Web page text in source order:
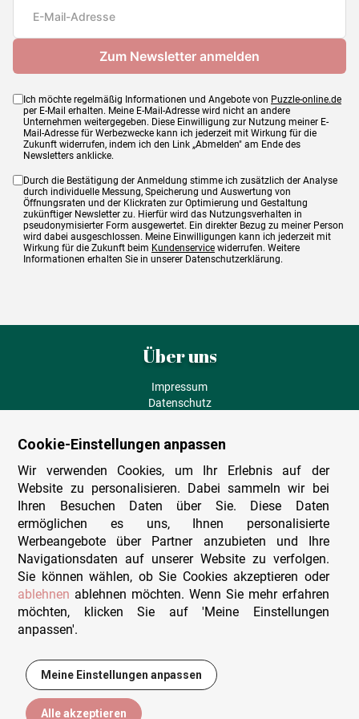
20,95 €
Ich möchte regelmäßig Informationen und Angebote von Puzzle-online.de
per E-Mail erhalten. Meine E-Mail-Adresse wird nicht an andere
Unternehmen weitergegeben. Diese Einwilligung zur Nutzung meiner E-
Mail-Adresse für Werbezwecke kann ich jederzeit mit Wirkung für die
Zukunft widerrufen, indem ich den Link „Abmelden" am Ende des
Newsletters anklicke.
Durch die Bestätigung der Anmeldung stimme ich zusätzlich der Analyse
durch individuelle Messung, Speicherung und Auswertung von
Öffnungsraten und der Klickraten zur Optimierung und Gestaltung
zukünftiger Newsletter zu. Hierfür wird das Nutzungsverhalten in
pseudonymisierter Form ausgewertet. Ein direkter Bezug zu meiner Person
wird dabei ausgeschlossen. Meine Einwilligungen kann ich jederzeit mit
Wirkung für die Zukunft beim Kundenservice widerrufen. Weitere
Informationen erhalten Sie in unserer Datenschutzerklärung.
Über uns
Impressum
Datenschutz
Versand und Lieferung
Zahlungsarten
Herstellungsland
Widerruf
Sitemap
Beratung & Support
Wir sind persönlich erreichbar
+49 (0)341 4912 210
Kontakt-Formular
Cookie-Einstellungen anpassen
Wir verwenden Cookies, um Ihr Erlebnis auf der
Website zu personalisieren. Dabei sammeln wir bei
Ihren Besuchen Daten über Sie. Diese Daten
ermöglichen es uns, Ihnen personalisierte
Werbeangebote über Partner anzubieten und Ihre
Navigationsdaten auf unserer Website zu verfolgen.
Sie können wählen, ob Sie Cookies akzeptieren oder
ablehnen ablehnen möchten. Wenn Sie mehr erfahren
möchten, klicken Sie auf 'Meine Einstellungen
anpassen'.
Meine Einstellungen anpassen
Alle akzeptieren